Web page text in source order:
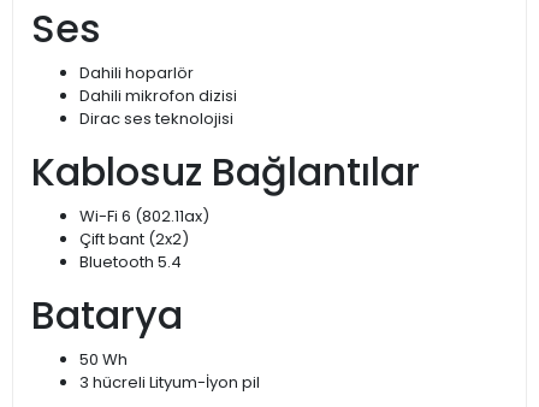
Ses
Dahili hoparlör
Dahili mikrofon dizisi
Dirac ses teknolojisi
Kablosuz Bağlantılar
Wi-Fi 6 (802.11ax)
Çift bant (2x2)
Bluetooth 5.4
Batarya
50 Wh
3 hücreli Lityum-İyon pil